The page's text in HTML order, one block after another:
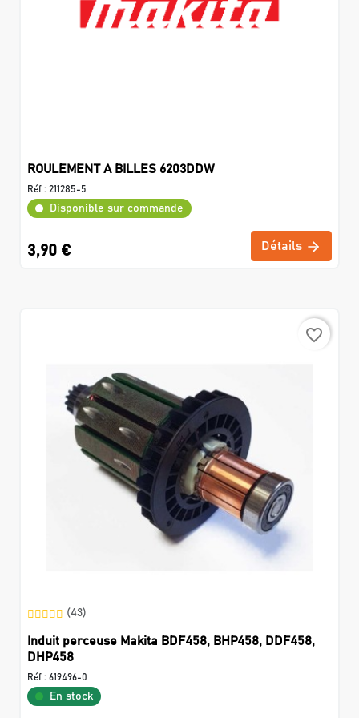
ROULEMENT A BILLES 6203DDW
Réf : 211285-5
Disponible sur commande
3,90 € Détails
favorite_border
(43)
Induit perceuse Makita BDF458, BHP458, DDF458,
DHP458
Réf : 619496-0
En stock